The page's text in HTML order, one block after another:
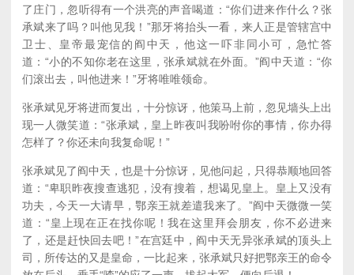
了庄门，忽听得有一个洪亮的声音喝道：“你们进来作什么？张
承斌来了吗？叫他见我！”那牙将抬头一看，来人正是管辖宫中
卫士、皇帝最宠信的阎中天，他这一吓非同小可，急忙答
道：“小的不知你老在这里，张承斌就在外面。”阎中天道：“你
们滚出去，叫他进来！”牙将唯唯领命。
张承斌见牙将进而复出，十分惊讶，他策马上前，忽见墙头上出
现一人微笑道：“张承斌，皇上昨夜叫我吩咐你的事情，你办得
怎样了？你还未向我复命呢！”
张承斌见了阎中天，也是十分惊讶，见他问起，只得恭顺地回答
道：“卑职昨夜搜查逃犯，没有搜着，想谒见皇上。皇上又没有
功夫，今天一大请早，鄂亲王就差遣我来了。”阎中天微微一笑
道：“皇上现在正在找你呢！我在这里拜会朋友，你不必进来
了，还是赶快回去吧！”在宫廷中，阎中天无异张承斌的顶头上
司，所传达的又是皇命，一比起来，张承斌只好把鄂亲王的命令